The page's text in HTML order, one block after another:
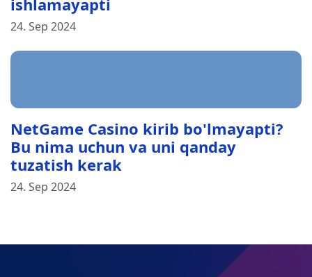
24. Sep 2024
NetGame Casino kirib bo'lmayapti?
Bu nima uchun va uni qanday
tuzatish kerak
24. Sep 2024